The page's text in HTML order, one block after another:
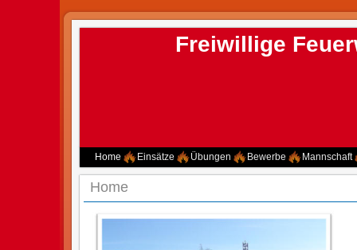
Freiwillige
Home Einsätze Übungen Bewerbe Mannschaft
Home